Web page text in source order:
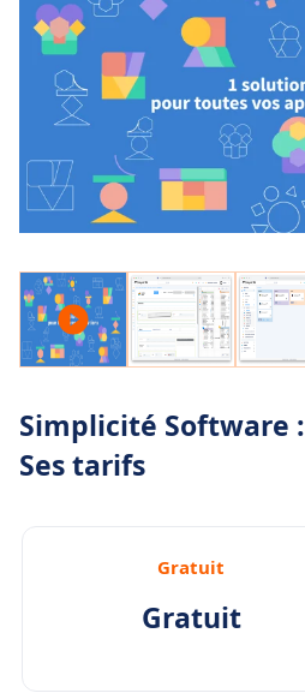
Simplicité Software :
Ses tarifs
Gratuit
Gratuit